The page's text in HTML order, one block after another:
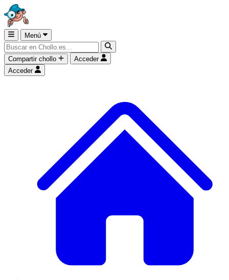
Menú
Compartir chollo
Acceder
Acceder